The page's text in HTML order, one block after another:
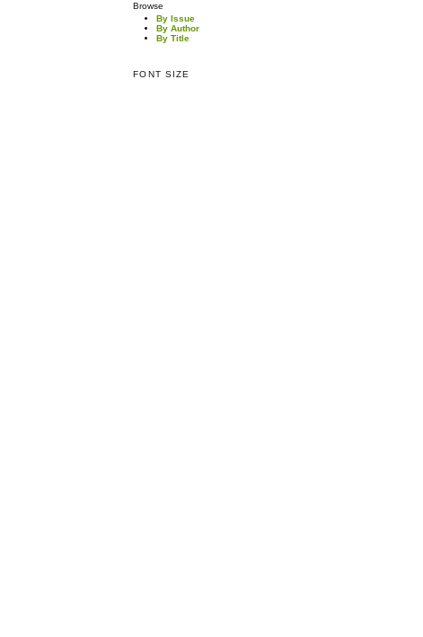
Browse
By Issue
By Author
By Title
FONT SIZE